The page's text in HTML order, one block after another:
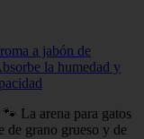
a jabón de
la humedad y
La arena para gatos
de grano grueso y de